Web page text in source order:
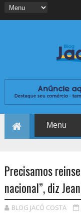
Precisamos
nacional”, diz
BLOG JACÓ COSTA